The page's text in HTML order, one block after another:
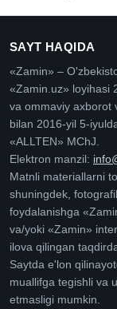
SAYT HAQIDA
«Zamin» –
«Zamin.uz» loyihasi
va ommaviy axborot
bilan 2016-yil 5-
«ALLTEN» MChJ.
Elektron manzil:
Matnli materiallarni
shuningdek,
foydalanishga
va/yoki «Zamin»
ilova qilingan taqdirda
Saytda e'lon
muallifga tegishli va
etmasligi mumkin.